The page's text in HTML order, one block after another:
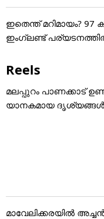
ഇതെന്ത് മറിമായം? 97
ഇംഗ്ലണ്ട്
Reels
മലപ്പുറം പാണക്കാട്
യാനകമായ ദൃശ്യങ്ങൾ
മാവേലിക്കരയിൽ